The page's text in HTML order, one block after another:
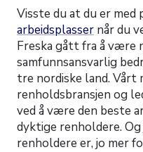
Visste du at du er med
arbeidsplasser når du
Freska gått fra å være
samfunnsansvarlig
tre nordiske land. Vårt
renholdsbransjen og
ved å være den beste
dyktige renholdere.
renholdere er, jo mer